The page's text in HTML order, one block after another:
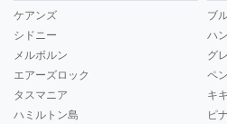
ケアンズ
シドニー
メルボルン
エアーズロック
タスマニア
ハミルトン島
ブ
ハ
グ
ペ
キ
ピ